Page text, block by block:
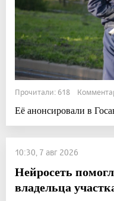
Прочитали: 618
Её анонсировали в
10:30, 7 авг 2026
Нейросеть
владельца